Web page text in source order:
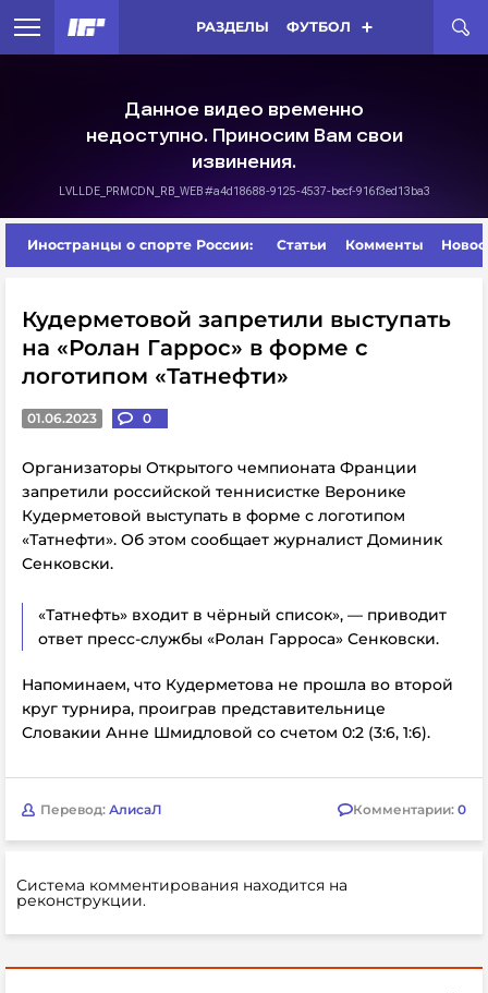
РАЗДЕЛЫ ФУТБОЛ
Иностранцы о спорте России: Статьи Комменты
Кудерметовой запретили выступать
на «Ролан Гаррос» в форме с
логотипом «Татнефти»
01.06.2023 0
Организаторы Открытого чемпионата Франции
запретили российской теннисистке Веронике
Кудерметовой выступать в форме с логотипом
«Татнефти». Об этом сообщает журналист Доминик
Сенковски.
«Татнефть» входит в чёрный список», — приводит
ответ пресс-службы «Ролан Гарроса» Сенковски.
Напоминаем, что Кудерметова не прошла во второй
круг турнира, проиграв представительнице
Словакии Анне Шмидловой со счетом 0:2 (3:6, 1:6).
Перевод: АлисаЛ Комментарии: 0
Система комментирования находится на
реконструкции.